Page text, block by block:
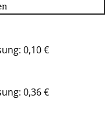
0,10 €
0,36 €